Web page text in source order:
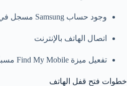
وجود حساب Samsung مسجل في الهاتف
اتصال الهاتف بالإنترنت
تفعيل ميزة Find My Mobile مسبقًا
خطوات فتح قفل الهاتف